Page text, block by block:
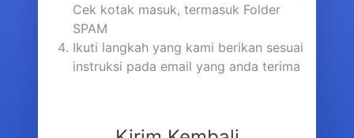
Cek kotak masuk, termasuk Folder
SPAM
Ikuti langkah yang kami berikan sesuai
instruksi pada email yang anda terima